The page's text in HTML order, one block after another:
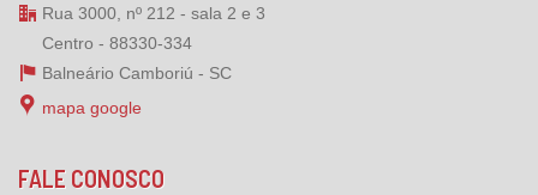
Rua 3000, nº 212 - sala 2 e 3
Centro - 88330-334
Balneário Camboriú - SC
mapa google
FALE CONOSCO